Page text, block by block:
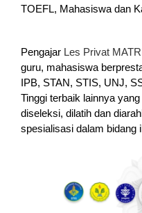
TOEFL, Mahasiswa dan
Pengajar Les Privat
guru, mahasiswa
IPB, STAN, STIS, UNJ,
Tinggi terbaik lainnya
diseleksi, dilatih dan
spesialisasi dalam bidang